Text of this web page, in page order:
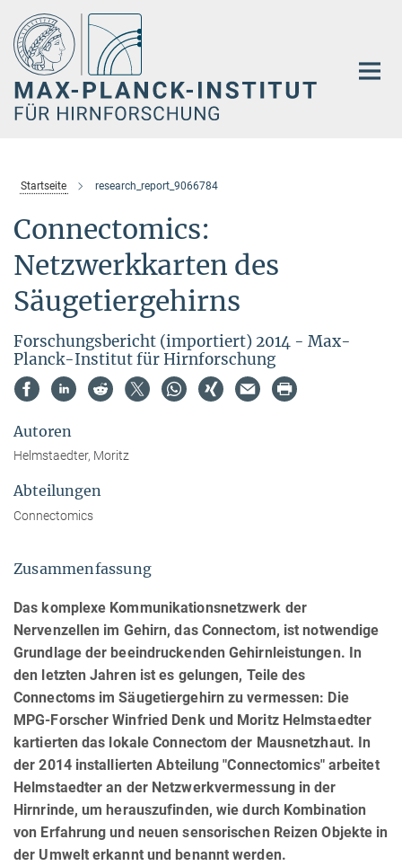
Hauptinhalt
Startseite research_report_9066784
Connectomics:
Netzwerkkarten des
Säugetiergehirns
Forschungsbericht (importiert) 2014 - Max-
Planck-Institut für Hirnforschung
Autoren
Helmstaedter, Moritz
Abteilungen
Connectomics
Zusammenfassung
Das komplexe Kommunikationsnetzwerk der
Nervenzellen im Gehirn, das Connectom, ist notwendige
Grundlage der beeindruckenden Gehirnleistungen. In
den letzten Jahren ist es gelungen, Teile des
Connectoms im Säugetiergehirn zu vermessen: Die
MPG-Forscher Winfried Denk und Moritz Helmstaedter
kartierten das lokale Connectom der Mausnetzhaut. In
der 2014 installierten Abteilung "Connectomics" arbeitet
Helmstaedter an der Netzwerkvermessung in der
Hirnrinde, um herauszufinden, wie durch Kombination
von Erfahrung und neuen sensorischen Reizen Objekte in
der Umwelt erkannt und benannt werden.